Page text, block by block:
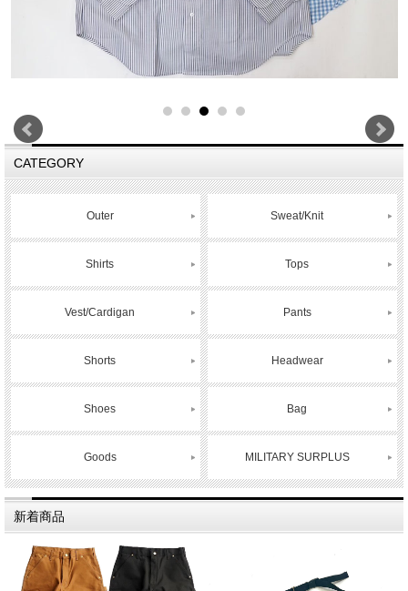
CATEGORY
Outer Sweat/Knit
Shirts Tops
Vest/Cardigan Pants
Shorts Headwear
Shoes Bag
Goods MILITARY SURPLUS
新着商品